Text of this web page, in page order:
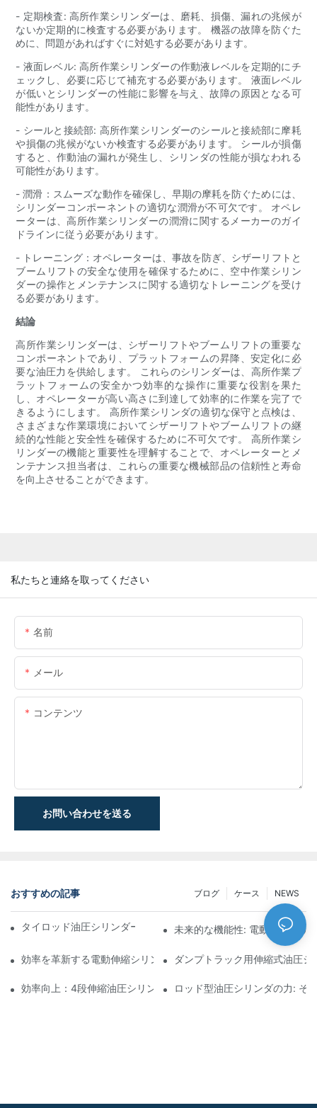
- 定期検査: 高所作業シリンダーは、磨耗、損傷、漏れの兆候が
ないか定期的に検査する必要があります。 機器の故障を防ぐた
めに、問題があればすぐに対処する必要があります。
- 液面レベル: 高所作業シリンダーの作動液レベルを定期的にチ
ェックし、必要に応じて補充する必要があります。 液面レベル
が低いとシリンダーの性能に影響を与え、故障の原因となる可
能性があります。
- シールと接続部: 高所作業シリンダーのシールと接続部に摩耗
や損傷の兆候がないか検査する必要があります。 シールが損傷
すると、作動油の漏れが発生し、シリンダの性能が損なわれる
可能性があります。
- 潤滑：スムーズな動作を確保し、早期の摩耗を防ぐためには、
シリンダーコンポーネントの適切な潤滑が不可欠です。 オペレ
ーターは、高所作業シリンダーの潤滑に関するメーカーのガイ
ドラインに従う必要があります。
- トレーニング：オペレーターは、事故を防ぎ、シザーリフトと
ブームリフトの安全な使用を確保するために、空中作業シリン
ダーの操作とメンテナンスに関する適切なトレーニングを受け
る必要があります。
結論
高所作業シリンダーは、シザーリフトやブームリフトの重要な
コンポーネントであり、プラットフォームの昇降、安定化に必
要な油圧力を供給します。 これらのシリンダーは、高所作業プ
ラットフォームの安全かつ効率的な操作に重要な役割を果た
し、オペレーターが高い高さに到達して効率的に作業を完了で
きるようにします。 高所作業シリンダの適切な保守と点検は、
さまざまな作業環境においてシザーリフトやブームリフトの継
続的な性能と安全性を確保するために不可欠です。 高所作業シ
リンダーの機能と重要性を理解することで、オペレーターとメ
ンテナンス担当者は、これらの重要な機械部品の信頼性と寿命
を向上させることができます。
私たちと連絡を取ってください
名前
メール
コンテンツ
お問い合わせを送る
おすすめの記事 NEWS
ケース
ブログ
タイロッド油圧シリンダーの機能と重要性を理解する
未来的な機能性: 電動伸縮シリ
効率を革新する電動伸縮シリンダ ダンプトラック用伸縮式油圧
効率向上：4段伸縮油圧シリンダーのメリットロッド型油圧シリンダの力: そ